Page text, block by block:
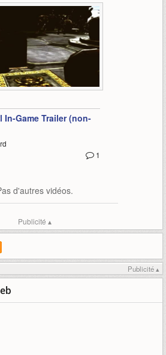
In-Game Trailer (non-
1
d'autres vidéos.
Publicité ▴
Publicité ▴